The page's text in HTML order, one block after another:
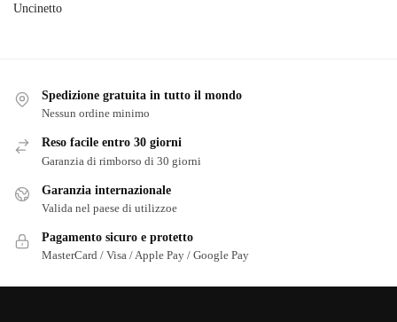
Uncinetto
Spedizione gratuita in tutto il mondo
Nessun ordine minimo
Reso facile entro 30 giorni
Garanzia di rimborso di 30 giorni
Garanzia internazionale
Valida nel paese di utilizzoe
Pagamento sicuro e protetto
MasterCard / Visa / Apple Pay / Google Pay